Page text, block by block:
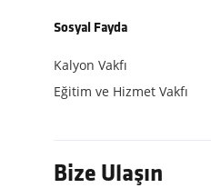
Sosyal Fayda
Kalyon Vakfı
Eğitim ve Hizmet Vakfı
Bize Ulaşın